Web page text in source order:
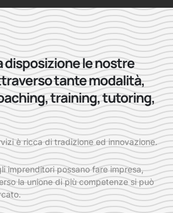
disposizione le nostre
tante modalità,
training, tutoring,
è ricca di tradizione ed innovazione.
imprenditori possano fare impresa,
la unione di più competenze si può